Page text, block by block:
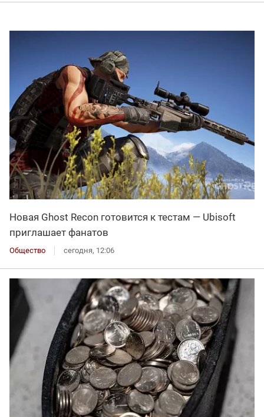
Новая Ghost Recon готовится к тестам — Ubisoft
приглашает фанатов
Общество сегодня, 12:06